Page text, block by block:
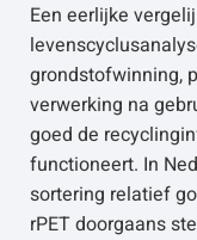
Een eerlijke
grondstofwinning,
verwerking na
goed de
functioneert. In
sortering relatief
rPET doorgaans